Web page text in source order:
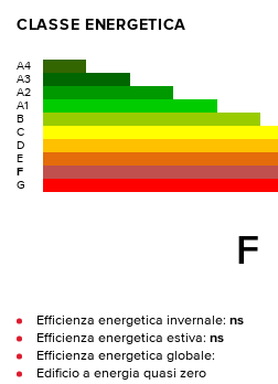
CLASSE ENERGETICA
A4
A3
A2
A1
B
C
D
E
F
G
F
Efficienza energetica invernale: ns
Efficienza energetica estiva: ns
Efficienza energetica globale:
Edificio a energia quasi zero